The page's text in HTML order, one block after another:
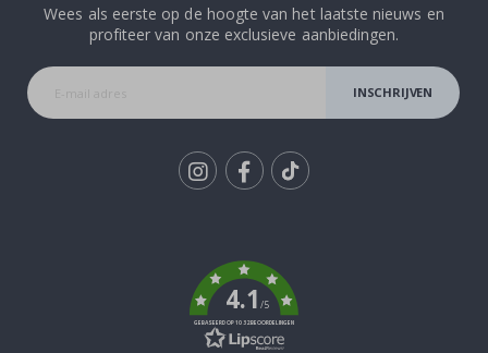
Wees als eerste op de hoogte van het laatste nieuws en
profiteer van onze exclusieve aanbiedingen.
INSCHRIJVEN
4.1/5
GEBASEERD OP 1032 BEOORDELINGEN